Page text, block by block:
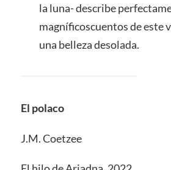
la luna- describe
magníficoscuentos de este
una belleza desolada.
El polaco
J.M. Coetzee